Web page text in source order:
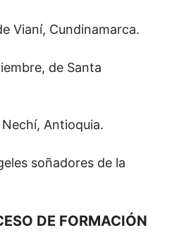
Vianí, Cundinamarca.
de Santa
Antioquia.
soñadores de la
DE FORMACIÓN